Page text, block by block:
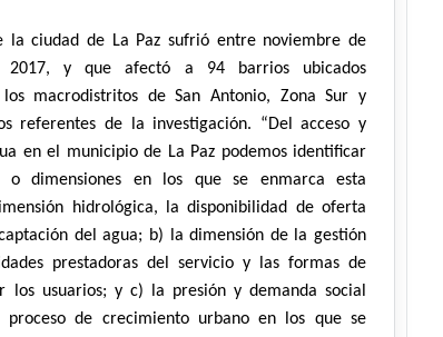
la ciudad de La Paz sufrió entre noviembre de
y que afectó a 94 barrios ubicados
macrodistritos de San Antonio, Zona Sur y
referentes de la investigación. “Del acceso y
en el municipio de La Paz podemos identificar
o dimensiones en los que se enmarca esta
hidrológica, la disponibilidad de oferta
del agua; b) la dimensión de la gestión
prestadoras del servicio y las formas de
los usuarios; y c) la presión y demanda social
proceso de crecimiento urbano en los que se